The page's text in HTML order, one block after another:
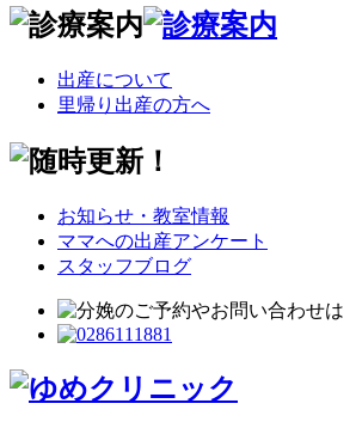
出産について
里帰り出産の方へ
お知らせ・教室情報
ママへの出産アンケート
スタッフブログ